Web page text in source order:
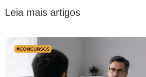
Leia mais artigos